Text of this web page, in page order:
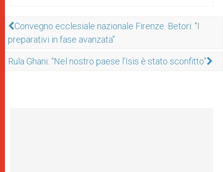
Convegno ecclesiale nazionale Firenze. Betori: "I
preparativi in fase avanzata"
Rula Ghani: “Nel nostro paese l’Isis è stato sconfitto”